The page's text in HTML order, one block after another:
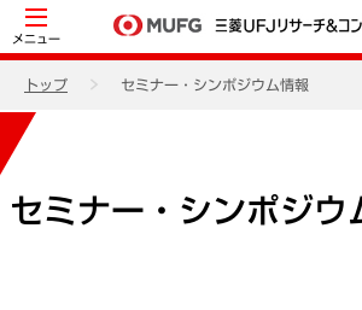
メニュー
トップ セミナー・シンポジウム情報
セミナー・シンポジウ